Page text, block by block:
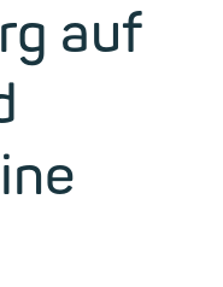
auf